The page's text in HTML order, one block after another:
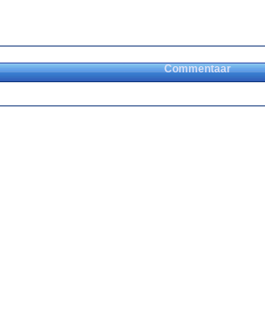
Commentaar